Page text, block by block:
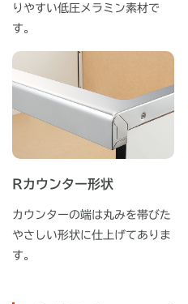
りやすい低圧メラミン素材で
す。
Rカウンター形状
カウンターの端は丸みを帯びた
やさしい形状に仕上げてありま
す。